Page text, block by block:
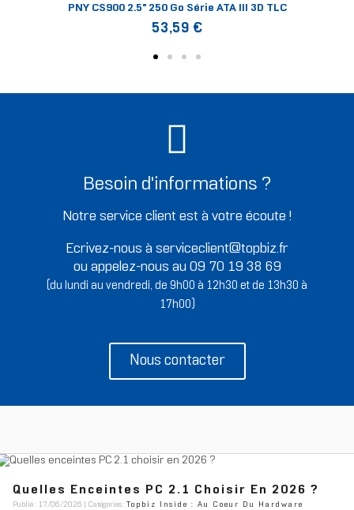
PNY CS900 2.5" 250 Go Série ATA III 3D TLC
53,59 €
Besoin d'informations ?
Notre service client est à votre écoute !
Ecrivez-nous à serviceclient@topbiz.fr
ou appelez-nous au 09 70 19 38 69
(du lundi au vendredi, de 9h00 à 12h30 et de 13h30 à
17h00)
Nous contacter
Quelles Enceintes PC 2.1 Choisir En 2026 ?
Publié : 17/06/2026 | Catégories : Topbiz Inside : Au Coeur Du Hardware